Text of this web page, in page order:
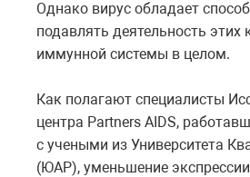
Однако вирус обладает
подавлять деятельность этих
иммунной системы в целом.
Как полагают специалисты
центра Partners AIDS,
с учеными из Университета
(ЮАР), уменьшение экспрессии